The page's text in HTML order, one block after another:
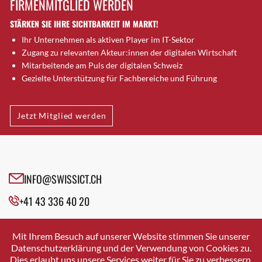
Brugg AG
Brütten
Bubendorf
Bubikon
Buchs (SG)
Bäretswil
Bülach
Cazis
Crissier
Davos Platz
Dierikon
Dietikon
FIRMENMITGLIED WERDEN
STÄRKEN SIE IHRE SICHTBARKEIT IM MARKT!
Ihr Unternehmen als aktiven Player im IT-Sektor
Zugang zu relevanten Akteur:innen der digitalen Wirtschaft
Mitarbeitende am Puls der digitalen Schweiz
Gezielte Unterstützung für Fachbereiche und Führung
Jetzt Mitglied werden
INFO@SWISSICT.CH
+41 43 336 40 20
SWISSICT
VULKANSTRASSE 120
8048 ZURICH
Mit Ihrem Besuch auf unserer Website stimmen Sie unserer
Datenschutzerklärung und der Verwendung von Cookies zu.
Dies erlaubt uns unsere Services weiter für Sie zu verbessern.